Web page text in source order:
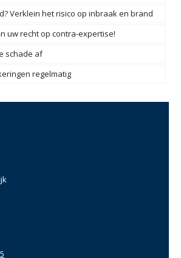
Verklein het risico op inbraak en brand
uw recht op contra-expertise!
schade af
regelmatig